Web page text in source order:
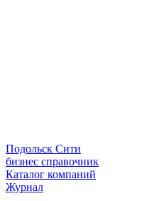
Подольск Сити
бизнес справочник
Каталог компаний
Журнал